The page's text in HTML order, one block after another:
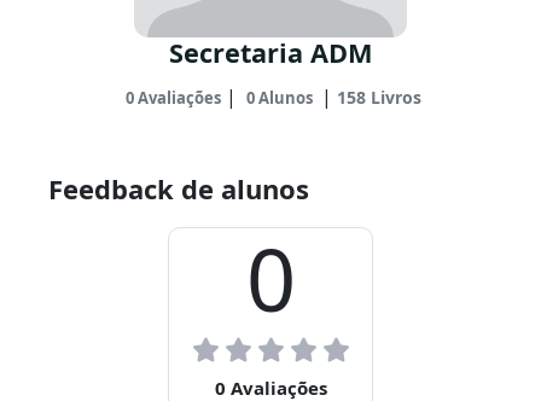
Secretaria ADM
0 Avaliações| 0 Alunos | 158 Livros
Feedback de alunos
0
0 Avaliações